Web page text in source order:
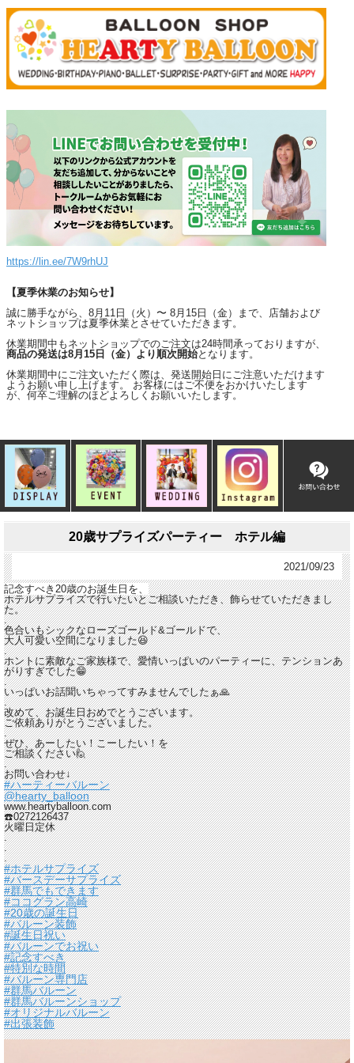
https://lin.ee/7W9rhUJ
【夏季休業のお知らせ】
誠に勝手ながら、8月11日（火）〜 8月15日（金）まで、店舗および
ネットショップは夏季休業とさせていただきます。
休業期間中もネットショップでのご注文は24時間承っておりますが、
商品の発送は8月15日（金）より順次開始となります。
休業期間中にご注文いただく際は、発送開始日にご注意いただけます
ようお願い申し上げます。 お客様にはご不便をおかけいたします
が、何卒ご理解のほどよろしくお願いいたします。
20歳サプライズパーティー ホテル編
2021/09/23
記念すべき20歳のお誕生日を、
ホテルサプライズで行いたいとご相談いただき、飾らせていただきまし
た。
.
色合いもシックなローズゴールド&ゴールドで、
大人可愛い空間になりました😆
.
ホントに素敵なご家族様で、愛情いっぱいのパーティーに、テンションあ
がりすぎでした😁
.
いっぱいお話聞いちゃってすみませんでしたぁ🙏
.
改めて、お誕生日おめでとうございます。
ご依頼ありがとうございました。
.
ぜひ、あーしたい！こーしたい！を
ご相談ください🙋
.
お問い合わせ↓
#ハーティーバルーン
@hearty_balloon
www.heartyballoon.com
☎️0272126437
火曜日定休
.
.
.
#ホテルサプライズ
#バースデーサプライズ
#群馬でもできます
#ココグラン高崎
#20歳の誕生日
#バルーン装飾
#誕生日祝い
#バルーンでお祝い
#記念すべき
#特別な時間
#バルーン専門店
#群馬バルーン
#群馬バルーンショップ
#オリジナルバルーン
#出張装飾